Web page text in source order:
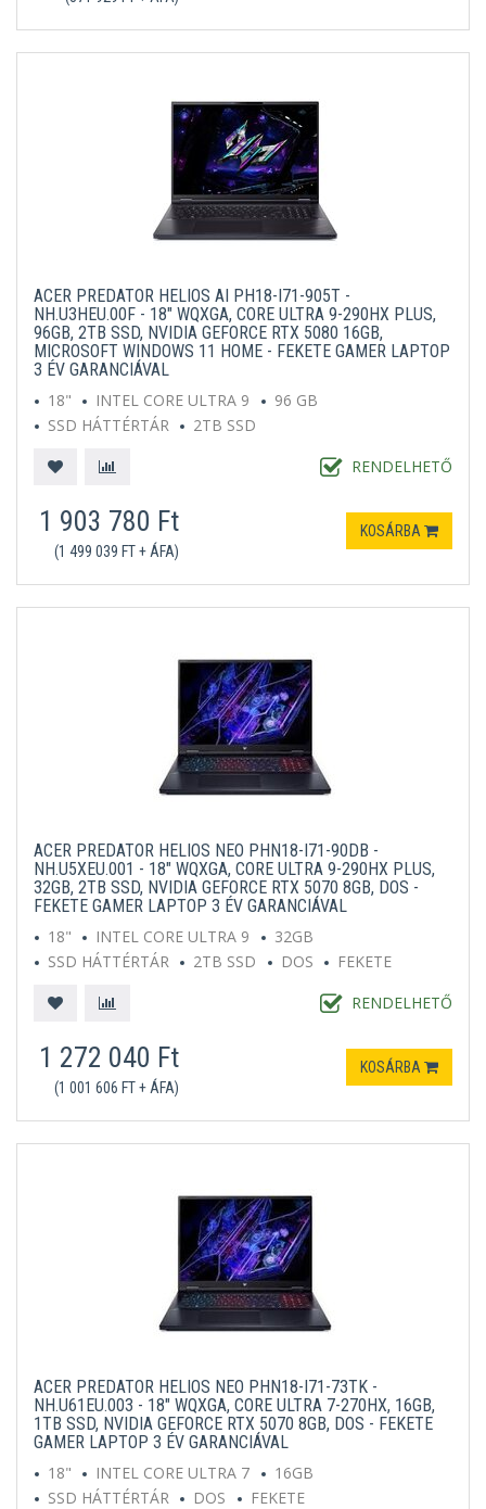
ACER PREDATOR HELIOS AI PH18-I71-905T -
NH.U3HEU.00F - 18" WQXGA, CORE ULTRA 9-290HX PLUS,
96GB, 2TB SSD, NVIDIA GEFORCE RTX 5080 16GB,
MICROSOFT WINDOWS 11 HOME - FEKETE GAMER LAPTOP
3 ÉV GARANCIÁVAL
18"
INTEL CORE ULTRA 9
96 GB
SSD HÁTTÉRTÁR
2TB SSD
RENDELHETŐ
1 903 780 Ft
(1 499 039 FT + ÁFA)
KOSÁRBA
ACER PREDATOR HELIOS NEO PHN18-I71-90DB -
NH.U5XEU.001 - 18" WQXGA, CORE ULTRA 9-290HX PLUS,
32GB, 2TB SSD, NVIDIA GEFORCE RTX 5070 8GB, DOS -
FEKETE GAMER LAPTOP 3 ÉV GARANCIÁVAL
18"
INTEL CORE ULTRA 9
32GB
SSD HÁTTÉRTÁR
2TB SSD DOS FEKETE
RENDELHETŐ
1 272 040 Ft
(1 001 606 FT + ÁFA)
KOSÁRBA
ACER PREDATOR HELIOS NEO PHN18-I71-73TK -
NH.U61EU.003 - 18" WQXGA, CORE ULTRA 7-270HX, 16GB,
1TB SSD, NVIDIA GEFORCE RTX 5070 8GB, DOS - FEKETE
GAMER LAPTOP 3 ÉV GARANCIÁVAL
18"
INTEL CORE ULTRA 7
16GB
SSD HÁTTÉRTÁR
DOS FEKETE